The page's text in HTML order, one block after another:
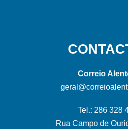
Correio
Tel.: 286 328
Rua Campo de